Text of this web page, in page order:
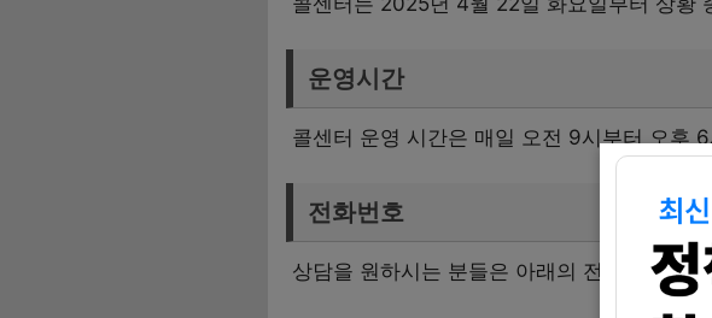
운영시간
콜센터 운영 시간은 매일 오전 9시부터 오후
전화번호
상담을 원하시는 분들은 아래의 전화번호로